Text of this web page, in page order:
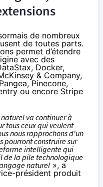
de nombreux
de toutes parts.
permet d’étendre
avec des
Docker,
& Company,
Pinecone,
ou encore Stripe
va continuer à
tous ceux qui veulent
nous rapprochons d'un
pourront construire sur
intelligente qui
de la pile technologique
naturel », a
président produit